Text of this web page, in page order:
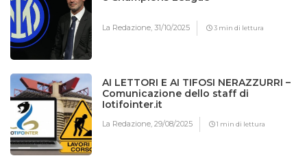
La Redazione,31/10/2025 3 min di lettura
AI LETTORI E AI TIFOSI NERAZZURRI –
Comunicazione dello staff di
Iotifointer.it
La Redazione,29/08/2025 1 min di lettura